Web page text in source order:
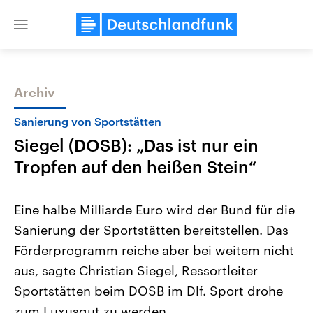
Close
Themen
Landtagswahl Sachsen-Anhalt
2026
Alle Informationen
Sachsen-Anhalt wählt am 6.
September 2026 einen neuen
Landtag. Seit 2021 wird das
Bundesland von einer Koalition aus
USA
Aktuelle Beiträge,
Hintergründe
Wirtschaftlich und
gehören die Vereinigten
den mächtigsten Ländern
Archiv
Sanierung von Sportstätten
Siegel (DOSB): „Das ist nur ein
Tropfen auf den heißen Stein“
Eine halbe Milliarde Euro wird der Bund für die
Sanierung der Sportstätten bereitstellen. Das
Förderprogramm reiche aber bei weitem nicht
aus, sagte Christian Siegel, Ressortleiter
Sportstätten beim DOSB im Dlf. Sport drohe